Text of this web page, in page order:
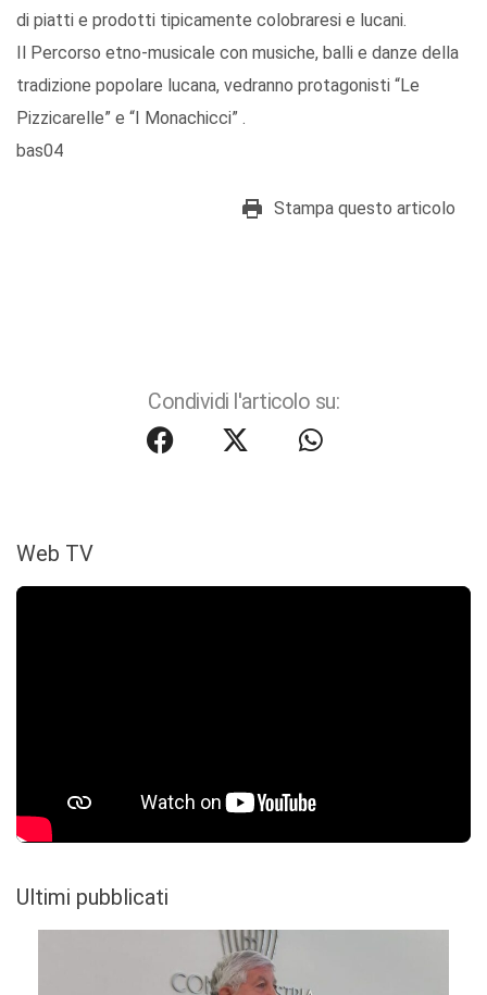
di piatti e prodotti tipicamente colobraresi e lucani.
Il Percorso etno-musicale con musiche, balli e danze della
tradizione popolare lucana, vedranno protagonisti “Le
Pizzicarelle” e “I Monachicci” .
bas04
Stampa questo articolo
Condividi l'articolo su:
Web TV
Ultimi pubblicati